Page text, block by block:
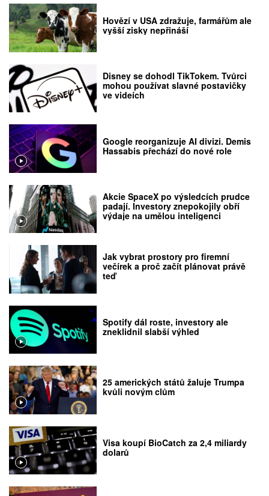
Hovězí v USA zdražuje, farmářům ale
vyšší zisky nepřináší
Disney se dohodl TikTokem. Tvůrci
mohou používat slavné postavičky
ve videích
Google reorganizuje AI divizi. Demis
Hassabis přechází do nové role
Akcie SpaceX po výsledcích prudce
padají. Investory znepokojily obří
výdaje na umělou inteligenci
Jak vybrat prostory pro firemní
večírek a proč začít plánovat právě
teď
Spotify dál roste, investory ale
zneklidnil slabší výhled
25 amerických států žaluje Trumpa
kvůli novým clům
Visa koupí BioCatch za 2,4 miliardy
dolarů